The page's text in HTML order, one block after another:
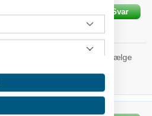
Svar
bliver det aldrig lovlig at sælge
sverige af